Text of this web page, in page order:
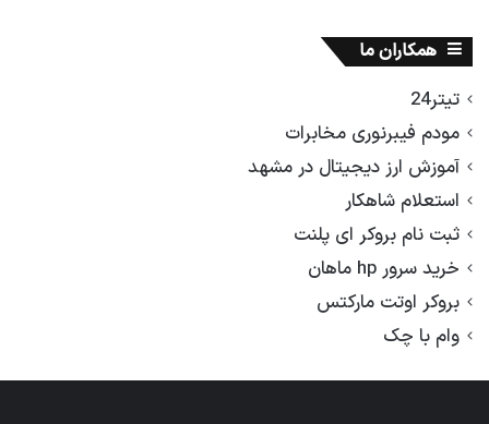
همکاران ما
تیتر24
مودم فیبرنوری مخابرات
آموزش ارز دیجیتال در مشهد
استعلام شاهکار
ثبت نام بروکر ای پلنت
خرید سرور hp ماهان
بروکر اوتت مارکتس
وام با چک